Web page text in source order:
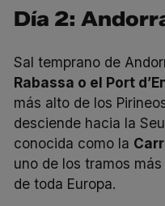
Día 2:
Sal temprano de
Rabassa o el Port
más alto de los
desciende hacia la
conocida como la
uno de los tramos
de toda Europa.